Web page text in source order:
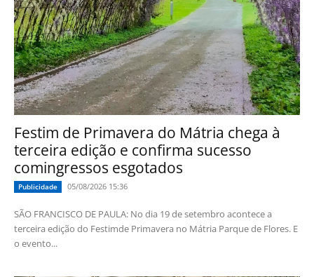
Festim de Primavera do Mátria chega à
terceira edição e confirma sucesso
comingressos esgotados
Publicidade 05/08/2026 15:36
SÃO FRANCISCO DE PAULA: No dia 19 de setembro acontece a
terceira edição do Festimde Primavera no Mátria Parque de Flores. E
o evento...